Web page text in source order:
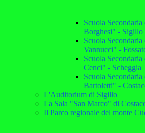
Scuola
Borghesi" - Sigillo
Scuola
Vannucci" -
Scuola
Cenci" - Scheggia
Scuola
Bartoletti" -
L'Auditorium di Sigillo
La Sala "San Marco" di
Il Parco regionale del monte